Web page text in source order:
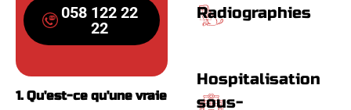
058 122 22
22
1. Qu'est-ce qu'une vraie
Radiographies
Hospitalisation
sous-